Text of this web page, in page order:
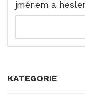
jménem a
KATEGORIE